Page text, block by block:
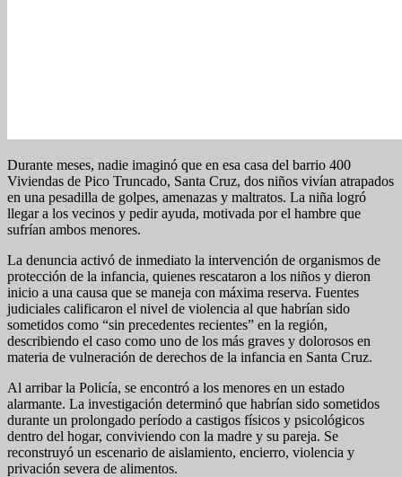
Durante meses, nadie imaginó que en esa casa del barrio 400
Viviendas de Pico Truncado, Santa Cruz, dos niños vivían atrapados
en una pesadilla de golpes, amenazas y maltratos. La niña logró
llegar a los vecinos y pedir ayuda, motivada por el hambre que
sufrían ambos menores.
La denuncia activó de inmediato la intervención de organismos de
protección de la infancia, quienes rescataron a los niños y dieron
inicio a una causa que se maneja con máxima reserva. Fuentes
judiciales calificaron el nivel de violencia al que habrían sido
sometidos como “sin precedentes recientes” en la región,
describiendo el caso como uno de los más graves y dolorosos en
materia de vulneración de derechos de la infancia en Santa Cruz.
Al arribar la Policía, se encontró a los menores en un estado
alarmante. La investigación determinó que habrían sido sometidos
durante un prolongado período a castigos físicos y psicológicos
dentro del hogar, conviviendo con la madre y su pareja. Se
reconstruyó un escenario de aislamiento, encierro, violencia y
privación severa de alimentos.